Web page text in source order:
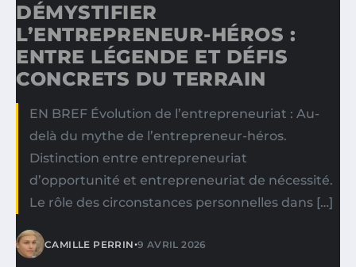
DÉMYSTIFIER
L’ENTREPRENEUR-HÉROS :
ENTRE LÉGENDE ET DÉFIS
CONCRETS DU TERRAIN
EN BREF Évolution de l’entrepreneuriat : Au-
delà du mythe de l’entrepreneur-héros.
Distinction entre entrepreneuriat
d’opportunité et entrepreneuriat de nécessité.
Le rôle des circonstances personnelles dans […]
CAMILLE PERRIN•9 AVRIL 2026